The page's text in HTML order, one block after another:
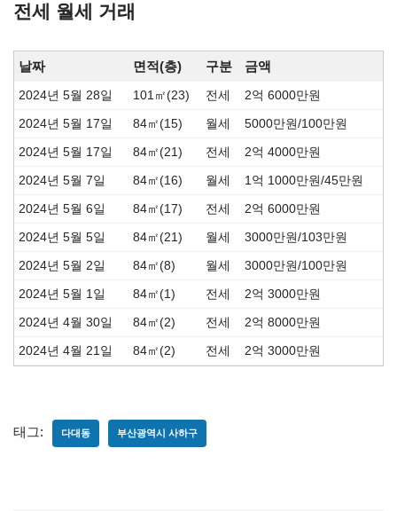
전세 월세 거래
날짜 면적(층) 구분 금액
2024년 5월 28일 101㎡(23) 전세 2억 6000만원
2024년 5월 17일 84㎡(15) 월세 5000만원/100만원
2024년 5월 17일 84㎡(21) 전세 2억 4000만원
2024년 5월 7일 84㎡(16) 월세 1억 1000만원/45만원
2024년 5월 6일 84㎡(17) 전세 2억 6000만원
2024년 5월 5일 84㎡(21) 월세 3000만원/103만원
2024년 5월 2일 84㎡(8) 월세 3000만원/100만원
2024년 5월 1일 84㎡(1) 전세 2억 3000만원
2024년 4월 30일 84㎡(2) 전세 2억 8000만원
2024년 4월 21일 84㎡(2) 전세 2억 3000만원
태그: 다대동 부산광역시 사하구